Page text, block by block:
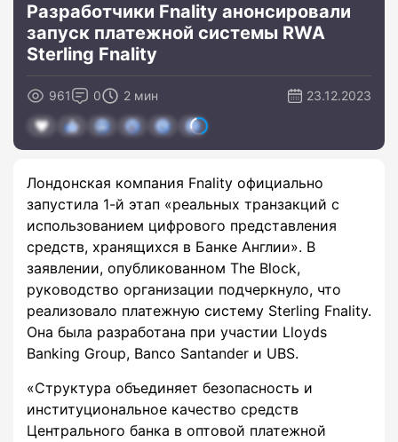
Разработчики Fnality анонсировали
запуск платежной системы RWA
Sterling Fnality
961 0 2 мин 23.12.2023
Лондонская компания Fnality официально
запустила 1-й этап «реальных транзакций с
использованием цифрового представления
средств, хранящихся в Банке Англии». В
заявлении, опубликованном The Block,
руководство организации подчеркнуло, что
реализовало платежную систему Sterling Fnality.
Она была разработана при участии Lloyds
Banking Group, Banco Santander и UBS.
«Структура объединяет безопасность и
институциональное качество средств
Центрального банка в оптовой платежной